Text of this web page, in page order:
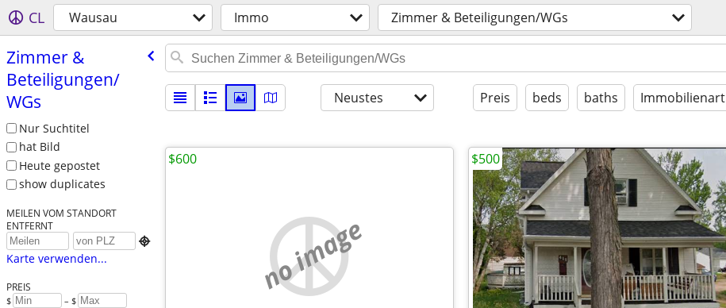
CL Wausau Immo Zimmer & Beteiligungen/WGs
Zimmer &
Beteiligungen/​
WGs
Nur Suchtitel
hat Bild
Heute gepostet
show duplicates
MEILEN VOM STANDORT
ENTFERNT

Karte verwenden...
PREIS
$ – $
Neustes Preis beds baths Immobilienart
no image
$600 $500